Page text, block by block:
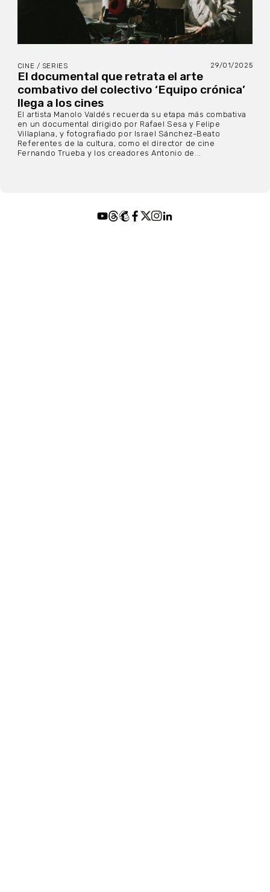
CINE / SERIES 29/01/2025
El documental que retrata el arte
combativo del colectivo ‘Equipo crónica’
llega a los cines
El artista Manolo Valdés recuerda su etapa más combativa
en un documental dirigido por Rafael Sesa y Felipe
Villaplana, y fotografiado por Israel Sánchez-Beato
Referentes de la cultura, como el director de cine
Fernando Trueba y los creadores Antonio de...